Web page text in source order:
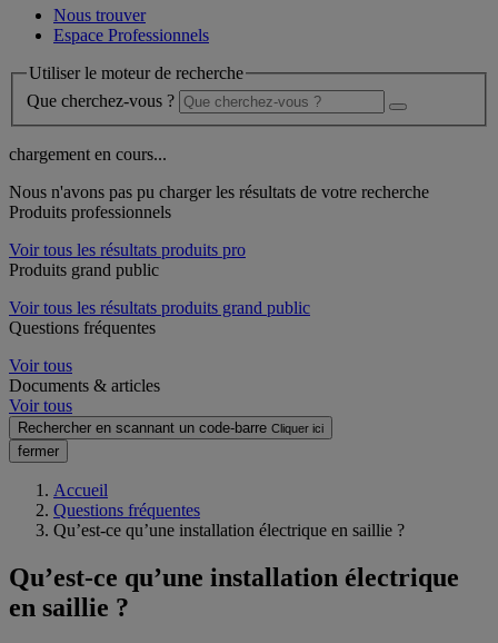
Nous trouver
Espace Professionnels
Utiliser le moteur de recherche
Que cherchez-vous ?
chargement en cours...
Nous n'avons pas pu charger les résultats de votre recherche
Produits professionnels
Voir tous les résultats produits pro
Produits grand public
Voir tous les résultats produits grand public
Questions fréquentes
Voir tous
Documents & articles
Voir tous
Rechercher en scannant un code-barre Cliquer ici
fermer
Accueil
Questions fréquentes
Qu’est-ce qu’une installation électrique en saillie ?
Qu’est-ce qu’une installation électrique
en saillie ?